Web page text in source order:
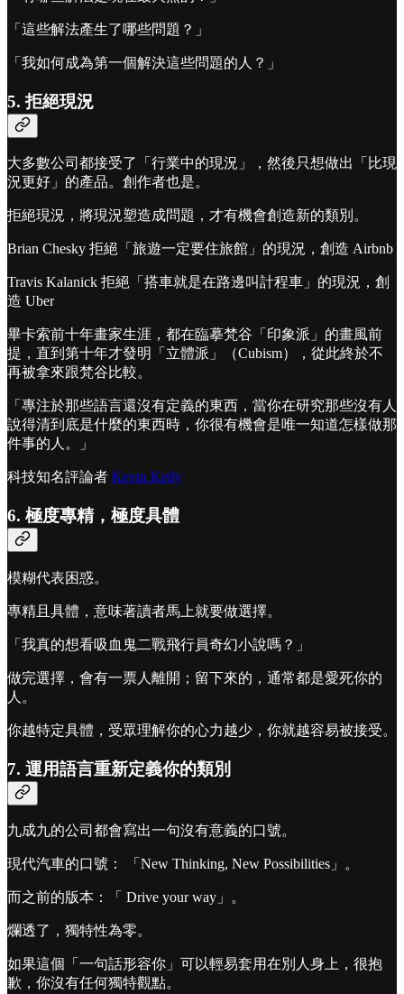
「這些解法產生了哪些問題？」
「我如何成為第一個解決這些問題的人？」
5. 拒絕現況
大多數公司都接受了「行業中的現況」，然後只想做出「比現
況更好」的產品。創作者也是。
拒絕現況，將現況塑造成問題，才有機會創造新的類別。
Brian Chesky 拒絕「旅遊一定要住旅館」的現況，創造 Airbnb
Travis Kalanick 拒絕「搭車就是在路邊叫計程車」的現況，創
造 Uber
畢卡索前十年畫家生涯，都在臨摹梵谷「印象派」的畫風前
提，直到第十年才發明「立體派」（Cubism），從此終於不
再被拿來跟梵谷比較。
「專注於那些語言還沒有定義的東西，當你在研究那些沒有人
說得清到底是什麼的東西時，你很有機會是唯一知道怎樣做那
件事的人。」
科技知名評論者 Kevin Kelly
6. 極度專精，極度具體
模糊代表困惑。
專精且具體，意味著讀者馬上就要做選擇。
「我真的想看吸血鬼二戰飛行員奇幻小說嗎？」
做完選擇，會有一票人離開；留下來的，通常都是愛死你的
人。
你越特定具體，受眾理解你的心力越少，你就越容易被接受。
7. 運用語言重新定義你的類別
九成九的公司都會寫出一句沒有意義的口號。
現代汽車的口號： 「New Thinking, New Possibilities」。
而之前的版本：「 Drive your way」。
爛透了，獨特性為零。
如果這個「一句話形容你」可以輕易套用在別人身上，很抱
歉，你沒有任何獨特觀點。